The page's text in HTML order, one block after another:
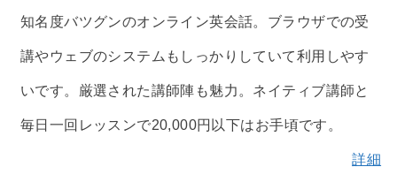
知名度バツグンのオンライン英会話。ブラウザでの受
講やウェブのシステムもしっかりしていて利用しやす
いです。厳選された講師陣も魅力。ネイティブ講師と
毎日一回レッスンで20,000円以下はお手頃です。
詳細